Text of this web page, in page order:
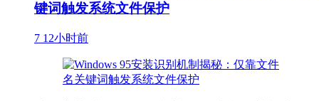
键词触发系统文件保护
7 12小时前